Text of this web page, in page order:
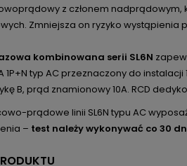
z członem
Zmniejsza on ryzyko
kombinowana serii SL6N
1P+N typ AC przeznaczony do
B, prąd znamionowy 10A. RCD
prądowe linii SL6N typu AC
– test należy wykonywać co 30